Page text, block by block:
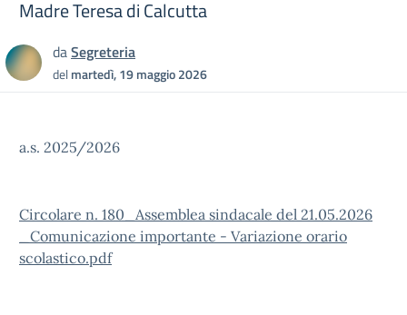
Madre Teresa di Calcutta
daSegreteria
delmartedì, 19 maggio 2026
a.s. 2025/2026
Circolare n. 180_Assemblea sindacale del 21.05.2026
_Comunicazione importante - Variazione orario
scolastico.pdf